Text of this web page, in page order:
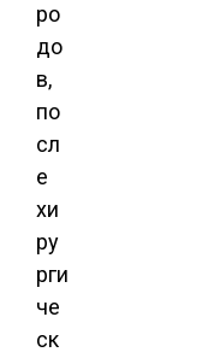
ро
до
в,
по
сл
е
хи
ру
рги
че
ск